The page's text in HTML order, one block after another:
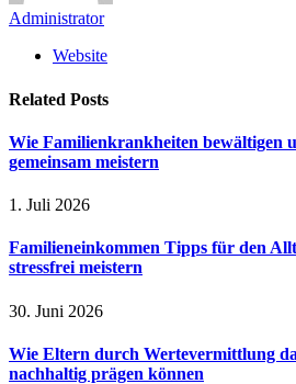
Administrator
Website
Related Posts
Wie Familienkrankheiten bewältigen
gemeinsam meistern
1. Juli 2026
Familieneinkommen Tipps für den
stressfrei meistern
30. Juni 2026
Wie Eltern durch Wertevermittlung
nachhaltig prägen können